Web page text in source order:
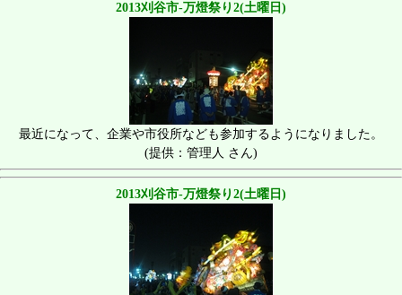
2013刈谷市-万燈祭り2(土曜日)
最近になって、企業や市役所なども参加するようになりました。
(提供：管理人 さん)
2013刈谷市-万燈祭り2(土曜日)